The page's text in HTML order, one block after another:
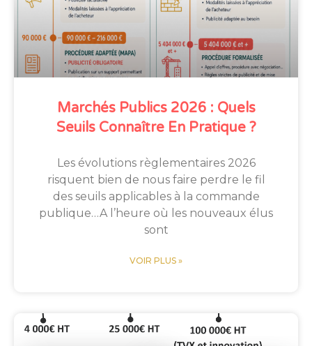
Marchés Publics 2026 : Quels
Seuils Connaître En Pratique ?
Les évolutions règlementaires 2026
risquent bien de nous faire perdre le fil
des seuils applicables à la commande
publique…A l’heure où les nouveaux élus
sont
VOIR PLUS »